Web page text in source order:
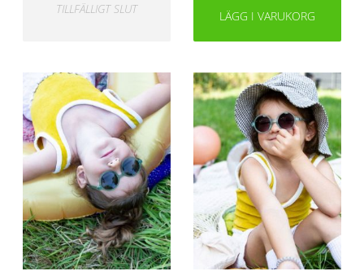
TILLFÄLLIGT SLUT LÄGG I VARUKORG